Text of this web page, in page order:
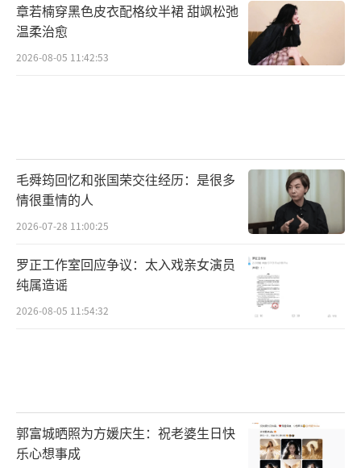
章若楠穿黑色皮衣配格纹半裙 甜飒松弛
温柔治愈
2026-08-05 11:42:53
毛舜筠回忆和张国荣交往经历：是很多
情很重情的人
2026-07-28 11:00:25
罗正工作室回应争议：太入戏亲女演员
纯属造谣
2026-08-05 11:54:32
郭富城晒照为方媛庆生：祝老婆生日快
乐心想事成